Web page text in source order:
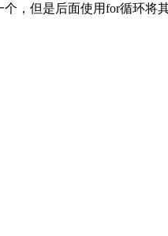
，但是后面使用for循环